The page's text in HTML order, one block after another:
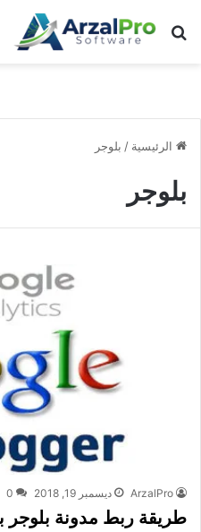
بحث عن
الرئيسية / بلوجر
بلوجر
ArzalPro ديسمبر 19, 2018 0
طريقة ربط مدونة بلوجر